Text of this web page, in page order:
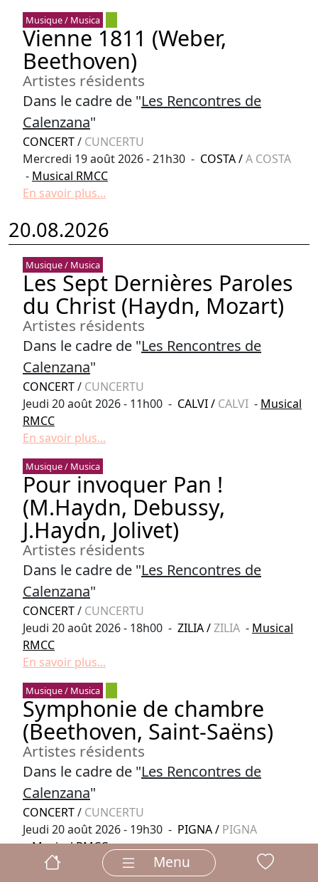
Musique / Musica
Vienne 1811 (Weber,
Beethoven)
Artistes résidents
Dans le cadre de "Les Rencontres de
Calenzana"
CONCERT/ CUNCERTU
Mercredi 19 août 2026 - 21h30 - COSTA/A COSTA
- Musical RMCC
En savoir plus...
20.08.2026
Musique / Musica
Les Sept Dernières Paroles
du Christ (Haydn, Mozart)
Artistes résidents
Dans le cadre de "Les Rencontres de
Calenzana"
CONCERT/ CUNCERTU
Jeudi 20 août 2026 - 11h00 - CALVI/ CALVI - Musical
RMCC
En savoir plus...
Musique / Musica
Pour invoquer Pan !
(M.Haydn, Debussy,
J.Haydn, Jolivet)
Artistes résidents
Dans le cadre de "Les Rencontres de
Calenzana"
CONCERT/ CUNCERTU
Jeudi 20 août 2026 - 18h00 - ZILIA/ZILIA - Musical
RMCC
En savoir plus...
Musique / Musica
Symphonie de chambre
(Beethoven, Saint-Saëns)
Artistes résidents
Dans le cadre de "Les Rencontres de
Calenzana"
CONCERT/ CUNCERTU
Jeudi 20 août 2026 - 19h30 - PIGNA/ PIGNA
-Musical RMCC
En savoir plus...
Menu